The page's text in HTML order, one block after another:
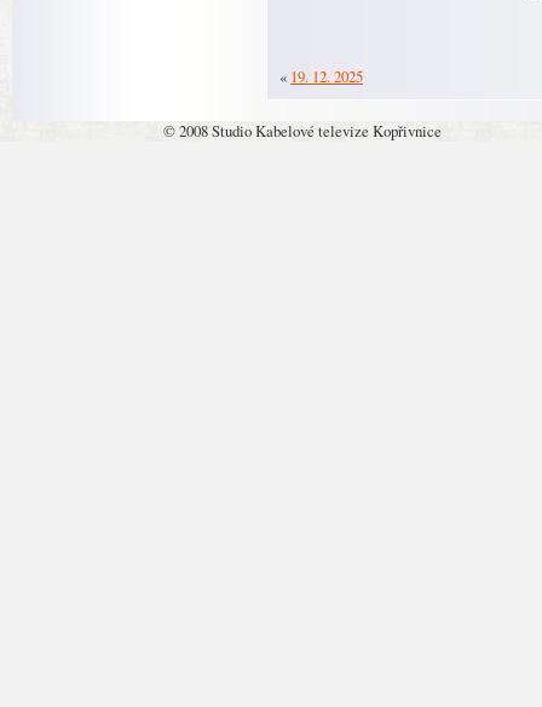
« 19. 12. 2025
© 2008 Studio Kabelové televize Kopřivnice